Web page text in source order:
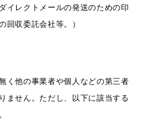
イレクトメールの発送のための印
回収委託会社等。）
く他の事業者や個人などの第三者
ません。ただし、以下に該当する